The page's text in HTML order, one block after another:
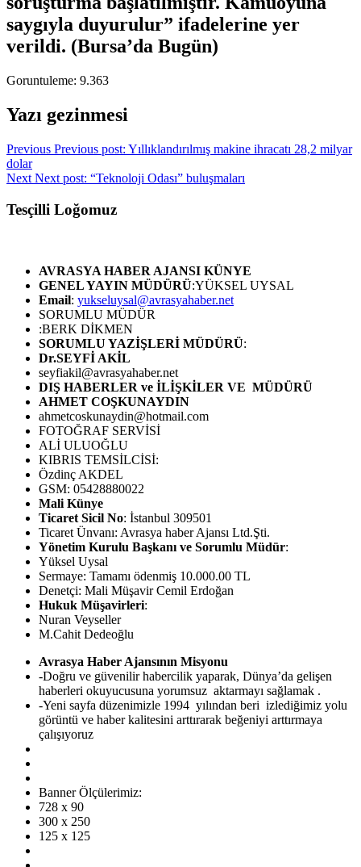
saygıyla duyurulur” ifadelerine yer
verildi. (Bursa’da Bugün)
Goruntuleme: 9.363
Yazı gezinmesi
Previous Previous post: Yıllıklandırılmış makine ihracatı 28,2 milyar
dolar
Next Next post: “Teknoloji Odası” buluşmaları
Tesçilli Loğomuz
AVRASYA HABER AJANSI KÜNYE
GENEL YAYIN MÜDÜRÜ:YÜKSEL UYSAL
Email: yukseluysal@avrasyahaber.net
SORUMLU MÜDÜR
:BERK DİKMEN
SORUMLU YAZİŞLERİ MÜDÜRÜ:
Dr.SEYFİ AKİL
seyfiakil@avrasyahaber.net
DIŞ HABERLER ve İLİŞKİLER VE MÜDÜRÜ
AHMET COŞKUNAYDIN
ahmetcoskunaydin@hotmail.com
FOTOĞRAF SERVİSİ
ALİ ULUOĞLU
KIBRIS TEMSİLCİSİ:
Özdinç AKDEL
GSM: 05428880022
Mali Künye
Ticaret Sicil No: İstanbul 309501
Ticaret Ünvanı: Avrasya haber Ajansı Ltd.Şti.
Yönetim Kurulu Başkanı ve Sorumlu Müdür:
Yüksel Uysal
Sermaye: Tamamı ödenmiş 10.000.00 TL
Denetçi: Mali Müşavir Cemil Erdoğan
Hukuk Müşavirleri:
Nuran Veyseller
M.Cahit Dedeoğlu
Avrasya Haber Ajansının Misyonu
-Doğru ve güvenilir habercilik yaparak, Dünya’da gelişen
haberleri okuyucusuna yorumsuz aktarmayı sağlamak .
-Yeni sayfa düzenimizle 1994 yılından beri izlediğimiz yolu
görüntü ve haber kalitesini arttırarak beğeniyi arttırmaya
çalışıyoruz
Banner Ölçülerimiz:
728 x 90
300 x 250
125 x 125